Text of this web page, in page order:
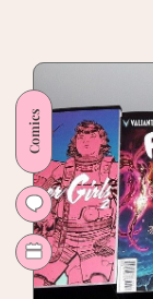
Comics